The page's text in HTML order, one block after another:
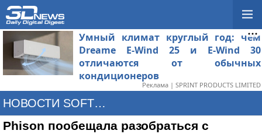
Умный климат круглый год: чем
Dreame E-Wind 25 и E-Wind 30
отличаются от обычных
кондиционеров
Реклама | SPRINT PRODUCTS LIMITED
НОВОСТИ SOFTWARE
Phison пообещала разобраться с